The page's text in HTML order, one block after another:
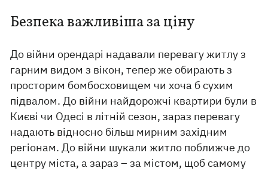
Безпека важливіша за ціну
До війни орендарі надавали перевагу житлу з
гарним видом з вікон, тепер же обирають з
просторим бомбосховищем чи хоча б сухим
підвалом. До війни найдорожчі квартири були в
Києві чи Одесі в літній сезон, зараз перевагу
надають відносно більш мирним західним
регіонам. До війни шукали житло поближче до
центру міста, а зараз – за містом, щоб самому